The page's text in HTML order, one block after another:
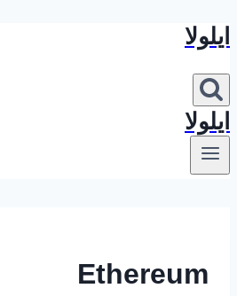
بازگشت
محتوا
ایلولا
ایلولا
Ethereum